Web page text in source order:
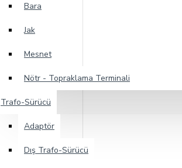
Bara
Jak
Mesnet
Nötr - Topraklama Terminali
Trafo-Sürücü
Adaptör
Dış Trafo-Sürücü